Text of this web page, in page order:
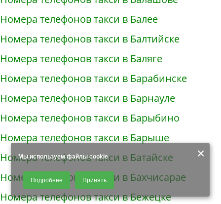
×
Мы используем файлы cookie
Продолжая использовать наш сайт, Вы даете согласие на обработку
файлов - COOKIES, пользовательских данных (файлы-cookies, IP-адрес,
данные об идентификаторе браузера, дата и время осуществления
доступа к сайту, история поисковых запросов) для сбора аналитической и
Подробнее Принять
Номера телефонов такси в Балее
Номера телефонов такси в Балтийске
Номера телефонов такси в Баляге
Номера телефонов такси в Барабинске
Номера телефонов такси в Барнауле
Номера телефонов такси в Барыбино
Номера телефонов такси в Барыше
Номера телефонов такси в Батайске
Номера телефонов такси в Бахчисарае
Номера телефонов такси в Бежецке